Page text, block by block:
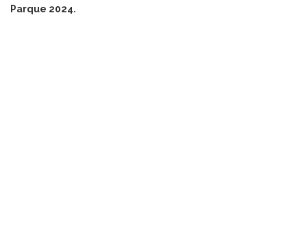
Parque 2024.